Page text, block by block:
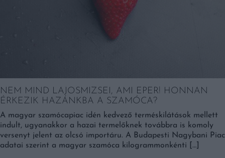
NEM MIND LAJOSMIZSEI, AMI EPER! HONNAN
ÉRKEZIK HAZÁNKBA A SZAMÓCA?
A magyar szamócapiac idén kedvező terméskilátások mellett
indult, ugyanakkor a hazai termelőknek továbbra is komoly
versenyt jelent az olcsó importáru. A Budapesti Nagybani Piac
adatai szerint a magyar szamóca kilogrammonkénti […]